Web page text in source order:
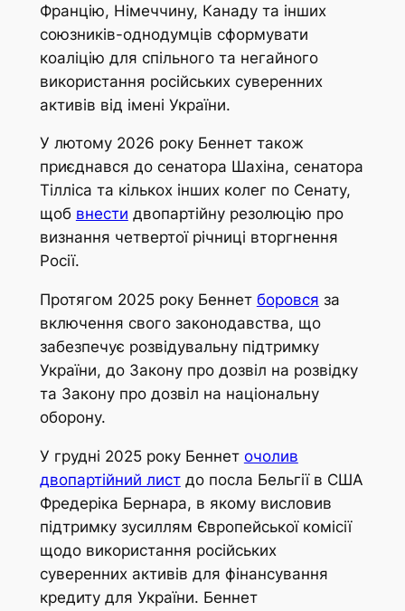
Францію, Німеччину, Канаду та інших
союзників-однодумців сформувати
коаліцію для спільного та негайного
використання російських суверенних
активів від імені України.
У лютому 2026 року Беннет також
приєднався до сенатора Шахіна, сенатора
Тілліса та кількох інших колег по Сенату,
щоб внести двопартійну резолюцію про
визнання четвертої річниці вторгнення
Росії.
Протягом 2025 року Беннет боровся за
включення свого законодавства, що
забезпечує розвідувальну підтримку
України, до Закону про дозвіл на розвідку
та Закону про дозвіл на національну
оборону.
У грудні 2025 року Беннет очолив
двопартійний листдо посла Бельгії в США
Фредеріка Бернара, в якому висловив
підтримку зусиллям Європейської комісії
щодо використання російських
суверенних активів для фінансування
кредиту для України. Беннет